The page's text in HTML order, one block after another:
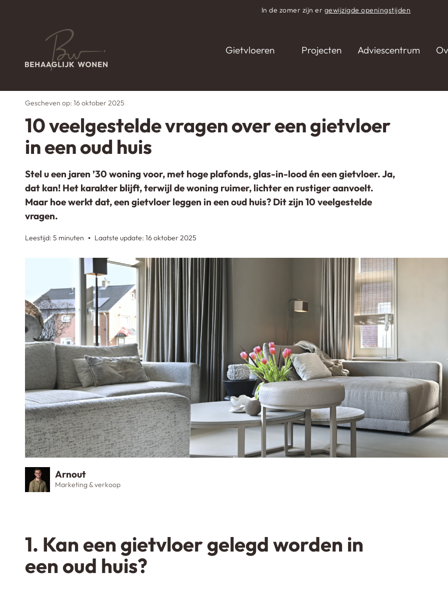
In de zomer zijn er gewijzigde openingstijden
Gietvloeren Projecten Adviescentrum
Gescheven op: 16 oktober 2025
10 veelgestelde vragen over een gietvloer
in een oud huis
Stel u een jaren ’30 woning voor, met hoge plafonds, glas-in-lood én een gietvloer. Ja,
dat kan! Het karakter blijft, terwijl de woning ruimer, lichter en rustiger aanvoelt.
Maar hoe werkt dat, een gietvloer leggen in een oud huis? Dit zijn 10 veelgestelde
vragen.
Leestijd: 5 minuten Laatste update: 16 oktober 2025
Arnout
Marketing & verkoop
1. Kan een gietvloer gelegd worden in
een oud huis?